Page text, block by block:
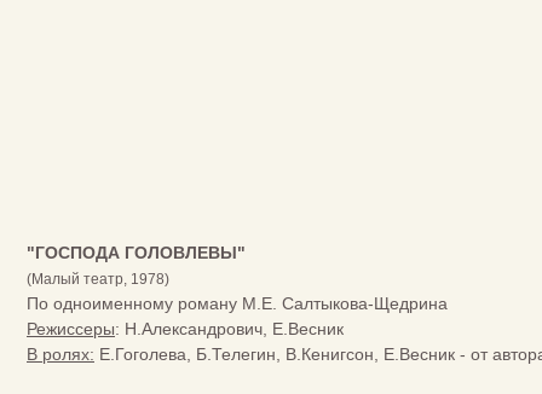
"ГОСПОДА ГОЛОВЛЕВЫ"
(Малый театр, 1978)
По одноименному роману М.Е. Салтыкова-Щедрина
Режиссеры: Н.Александрович, Е.Весник
В ролях: Е.Гоголева, Б.Телегин, В.Кенигсон, Е.Весник - от